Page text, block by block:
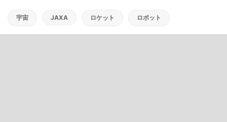
宇宙 JAXA ロケット ロボット